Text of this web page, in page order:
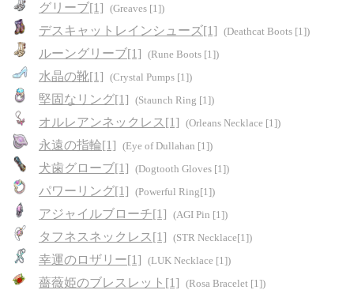
グリーブ[1] (Greaves [1])
デスキャットレインシューズ[1] (Deathcat Boots [1])
ルーングリーブ[1] (Rune Boots [1])
水晶の靴[1] (Crystal Pumps [1])
堅固なリング[1] (Staunch Ring [1])
オルレアンネックレス[1] (Orleans Necklace [1])
永遠の指輪[1] (Eye of Dullahan [1])
犬歯グローブ[1] (Dogtooth Gloves [1])
パワーリング[1] (Powerful Ring[1])
アジャイルブローチ[1] (AGI Pin [1])
タフネスネックレス[1] (STR Necklace[1])
幸運のロザリー[1] (LUK Necklace [1])
薔薇姫のブレスレット[1] (Rosa Bracelet [1])